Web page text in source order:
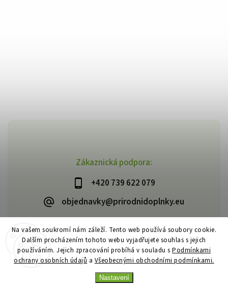
Na vašem soukromí nám záleží. Tento web používá soubory cookie.
Dalším procházením tohoto webu vyjadřujete souhlas s jejich
používáním. Jejich zpracování probíhá v souladu s Podmínkami
ochrany osobních údajů a Všeobecnými obchodními podmínkami.
Nastavení
Zákaznická podpora:
+420 739 622 079
objednavky@prirodnidoplnky.eu
Copyright 2026VIA NATURAE. Všechna práva vyhrazena.
Upravit nastavení cookies
VytvořilShoptet| Design